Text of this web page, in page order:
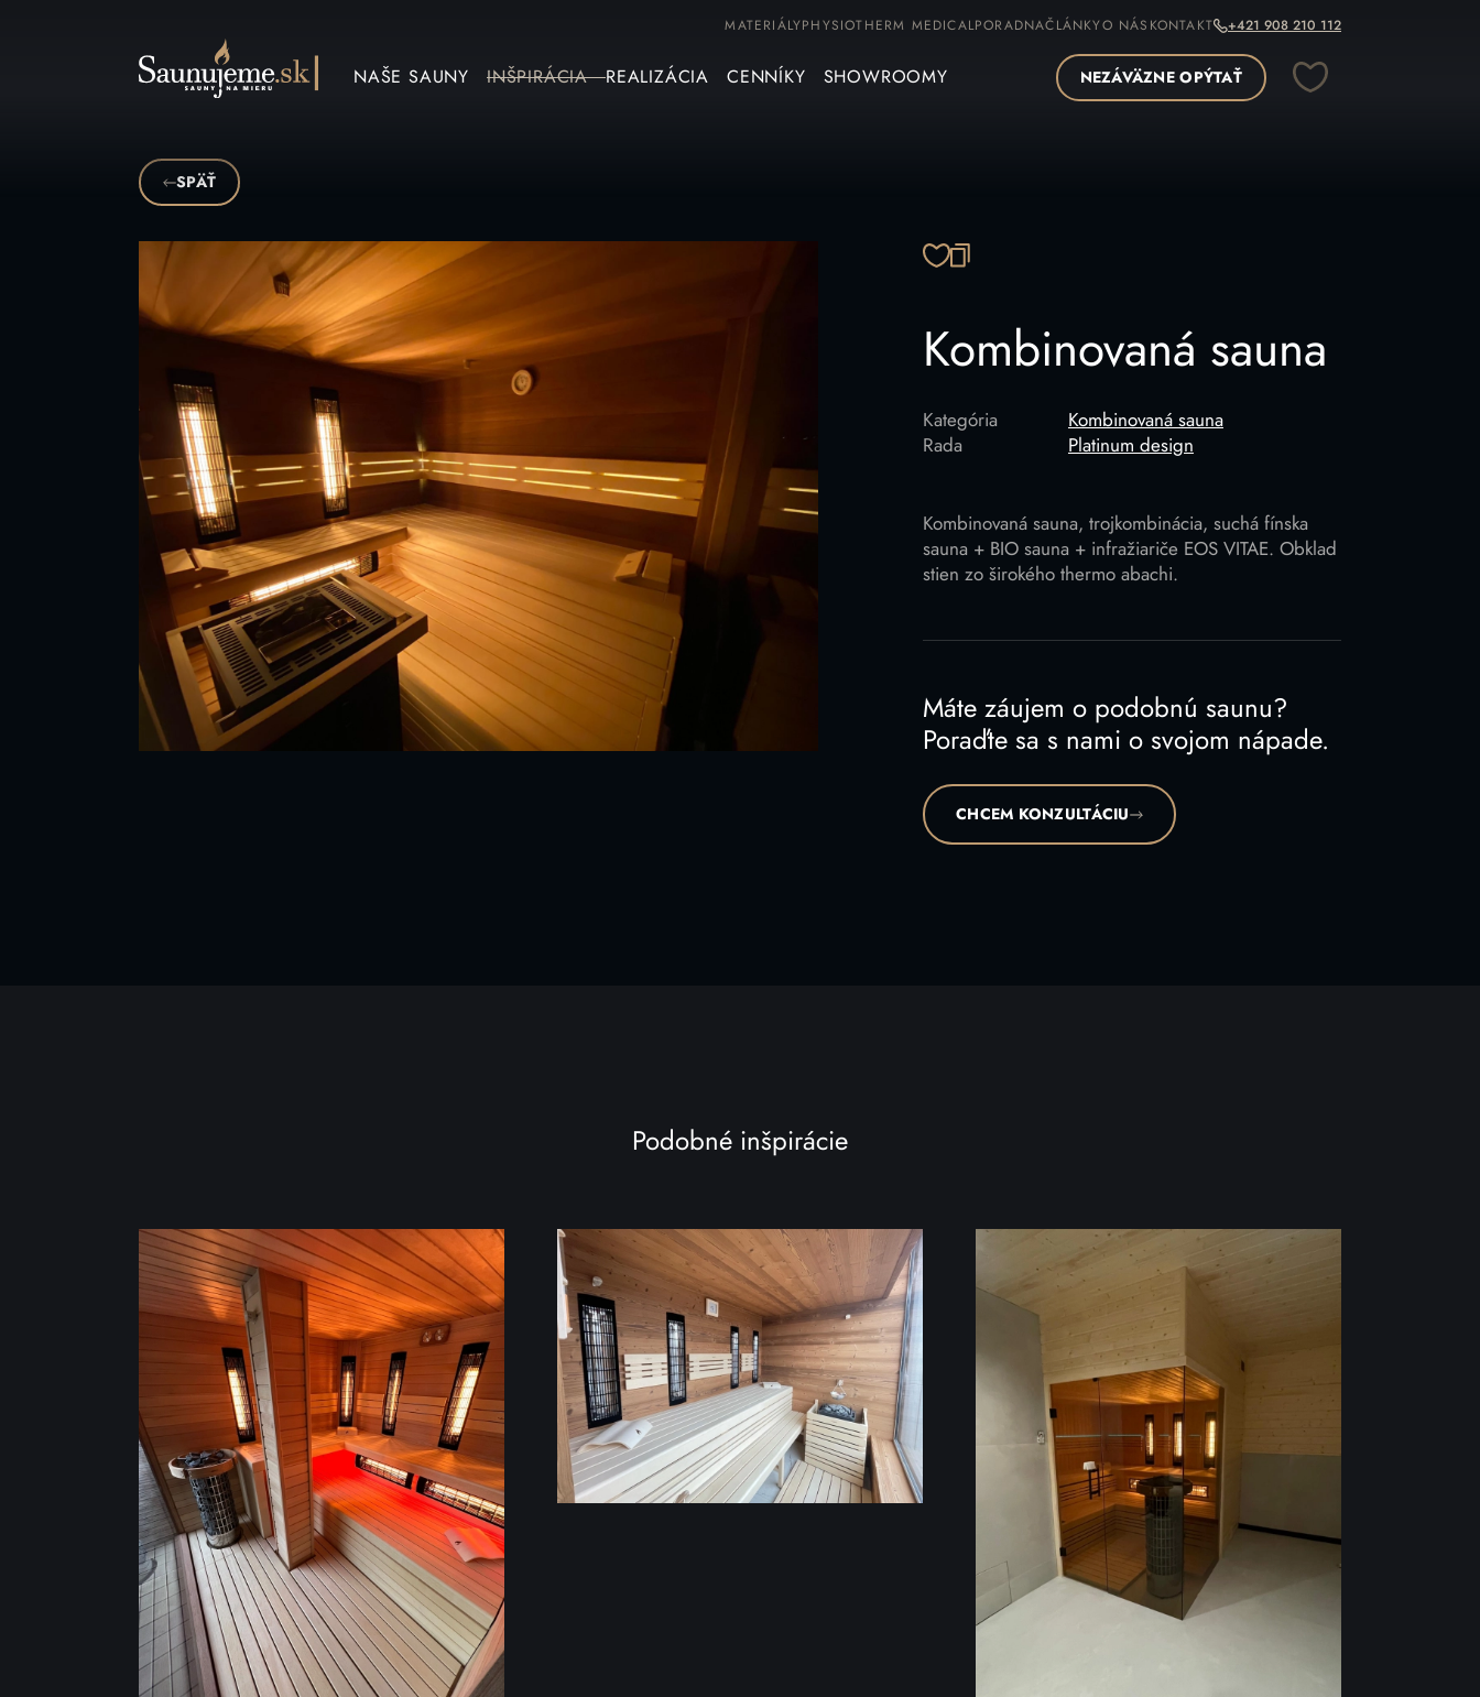
MATERIÁLYPHYSIOTHERM MEDICAL PORADNAČLÁNKYO NÁS KONTAKT +421 908 210 112
NAŠE SAUNY INŠPIRÁCIA REALIZÁCIA CENNÍKY SHOWROOMY NEZÁVÄZNE OPÝTAŤ
SPÄŤ
SKOPÍROVAŤ ODKAZ
Kombinovaná sauna
Kategória
Kombinovaná sauna
Rada
Platinum design
Kombinovaná sauna, trojkombinácia, suchá fínska
sauna + BIO sauna + infražiariče EOS VITAE. Obklad
stien zo širokého thermo abachi.
Máte záujem o podobnú saunu?
Poraďte sa s nami o svojom nápade.
CHCEM KONZULTÁCIU
Podobné inšpirácie